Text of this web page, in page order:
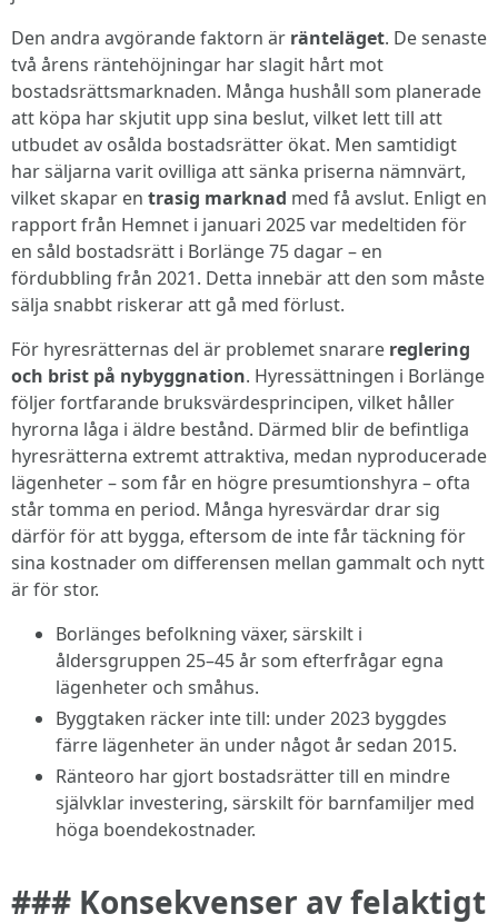
Den andra avgörande faktorn är ränteläget. De senaste
två årens räntehöjningar har slagit hårt mot
bostadsrättsmarknaden. Många hushåll som planerade
att köpa har skjutit upp sina beslut, vilket lett till att
utbudet av osålda bostadsrätter ökat. Men samtidigt
har säljarna varit ovilliga att sänka priserna nämnvärt,
vilket skapar en trasig marknad med få avslut. Enligt en
rapport från Hemnet i januari 2025 var medeltiden för
en såld bostadsrätt i Borlänge 75 dagar – en
fördubbling från 2021. Detta innebär att den som måste
sälja snabbt riskerar att gå med förlust.
För hyresrätternas del är problemet snarare reglering
och brist på nybyggnation. Hyressättningen i Borlänge
följer fortfarande bruksvärdesprincipen, vilket håller
hyrorna låga i äldre bestånd. Därmed blir de befintliga
hyresrätterna extremt attraktiva, medan nyproducerade
lägenheter – som får en högre presumtionshyra – ofta
står tomma en period. Många hyresvärdar drar sig
därför för att bygga, eftersom de inte får täckning för
sina kostnader om differensen mellan gammalt och nytt
är för stor.
Borlänges befolkning växer, särskilt i
åldersgruppen 25–45 år som efterfrågar egna
lägenheter och småhus.
Byggtaken räcker inte till: under 2023 byggdes
färre lägenheter än under något år sedan 2015.
Ränteoro har gjort bostadsrätter till en mindre
självklar investering, särskilt för barnfamiljer med
höga boendekostnader.
### Konsekvenser av felaktigt